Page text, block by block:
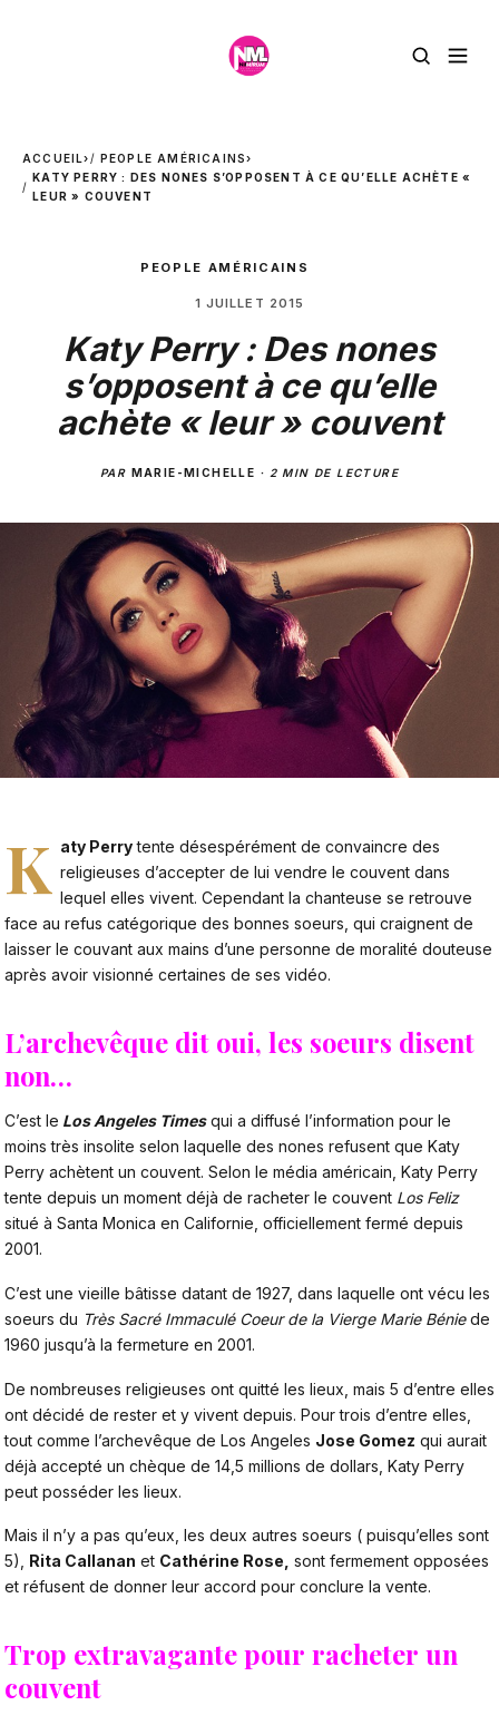
ACCUEIL› PEOPLE AMÉRICAINS›
KATY PERRY : DES NONES S’OPPOSENT À CE QU’ELLE ACHÈTE «
LEUR » COUVENT
PEOPLE AMÉRICAINS
1 JUILLET 2015
Katy Perry : Des nones
s’opposent à ce qu’elle
achète « leur » couvent
PAR MARIE-MICHELLE · 2 MIN DE LECTURE
K aty Perrytente désespérément de convaincre des
religieuses d’accepter de lui vendre le couvent dans
lequel elles vivent. Cependant la chanteuse se retrouve
face au refus catégorique des bonnes soeurs, qui craignent de
laisser le couvant aux mains d’une personne de moralité douteuse
après avoir visionné certaines de ses vidéo.
L’archevêque dit oui, les soeurs disent
non…
C’est le Los Angeles Timesqui a diffusé l’information pour le
moins très insolite selon laquelle des nones refusent que Katy
Perry achètent un couvent. Selon le média américain, Katy Perry
tente depuis un moment déjà de racheter le couvent Los Feliz
situé à Santa Monica en Californie, officiellement fermé depuis
2001.
C’est une vieille bâtisse datant de 1927, dans laquelle ont vécu les
soeurs du Très Sacré Immaculé Coeur de la Vierge Marie Béniede
1960 jusqu’à la fermeture en 2001.
De nombreuses religieuses ont quitté les lieux, mais 5 d’entre elles
ont décidé de rester et y vivent depuis. Pour trois d’entre elles,
tout comme l’archevêque de Los Angeles Jose Gomez qui aurait
déjà accepté un chèque de 14,5 millions de dollars, Katy Perry
peut posséder les lieux.
Mais il n’y a pas qu’eux, les deux autres soeurs ( puisqu’elles sont
5), Rita Callanan et Cathérine Rose, sont fermement opposées
et réfusent de donner leur accord pour conclure la vente.
Trop extravagante pour racheter un
couvent